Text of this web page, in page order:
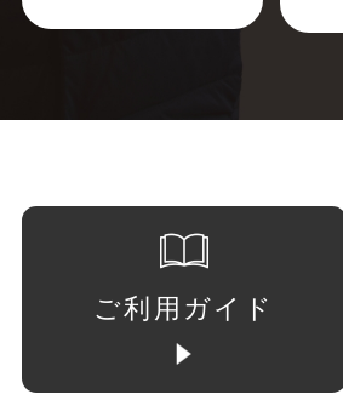
ご利用ガイド